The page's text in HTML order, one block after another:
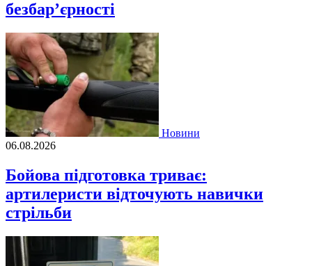
безбар’єрності
Новини
06.08.2026
Бойова підготовка триває:
артилеристи відточують навички
стрільби